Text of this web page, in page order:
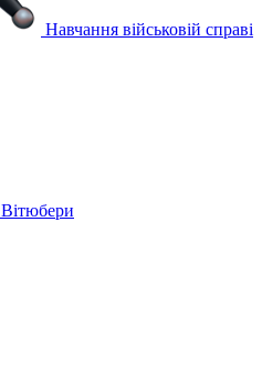
Навчання військовій справі
Вітюбери